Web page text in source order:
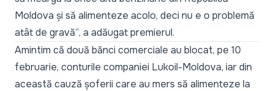
Moldova și să alimenteze acolo, deci nu e o problemă
atât de gravă”, a adăugat premierul.
Amintim că două bănci comerciale au blocat, pe 10
februarie, conturile companiei Lukoil-Moldova, iar din
această cauză șoferii care au mers să alimenteze la